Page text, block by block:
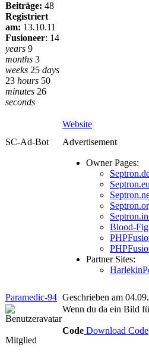
Beiträge: 48
Registriert
am: 13.10.11
Fusioneer: 14
years 9
months 3
weeks 25 days
23 hours 50
minutes 26
seconds
Website
SC-Ad-Bot
Advertisement
Owner Pages:
Septron.eu
Blood-
Partner Sites:
Paramedic-94 Geschrieben am
Mitglied
Wenn du da ein Bild
Code Download Code